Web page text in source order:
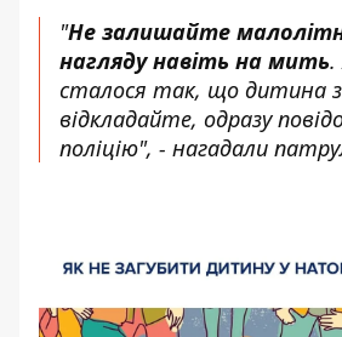
"Не залишайте
нагляду навіть на мить.
сталося так, що дитина
відкладайте, одразу
поліцію", - нагадали